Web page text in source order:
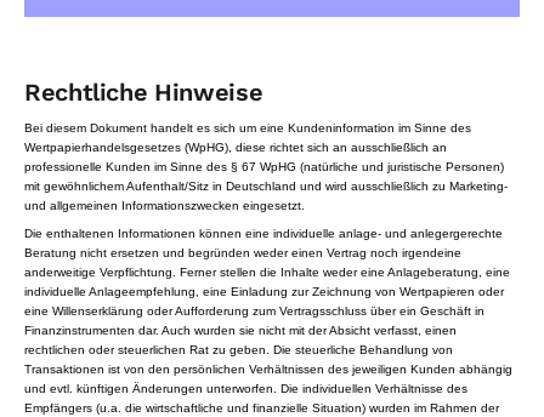
Rechtliche Hinweise
Bei diesem Dokument handelt es sich um eine Kundeninformation im Sinne des
Wertpapierhandelsgesetzes (WpHG), diese richtet sich an ausschließlich an
professionelle Kunden im Sinne des § 67 WpHG (natürliche und juristische Personen)
mit gewöhnlichem Aufenthalt/Sitz in Deutschland und wird ausschließlich zu Marketing-
und allgemeinen Informationszwecken eingesetzt.
Die enthaltenen Informationen können eine individuelle anlage- und anlegergerechte
Beratung nicht ersetzen und begründen weder einen Vertrag noch irgendeine
anderweitige Verpflichtung. Ferner stellen die Inhalte weder eine Anlageberatung, eine
individuelle Anlageempfehlung, eine Einladung zur Zeichnung von Wertpapieren oder
eine Willenserklärung oder Aufforderung zum Vertragsschluss über ein Geschäft in
Finanzinstrumenten dar. Auch wurden sie nicht mit der Absicht verfasst, einen
rechtlichen oder steuerlichen Rat zu geben. Die steuerliche Behandlung von
Transaktionen ist von den persönlichen Verhältnissen des jeweiligen Kunden abhängig
und evtl. künftigen Änderungen unterworfen. Die individuellen Verhältnisse des
Empfängers (u.a. die wirtschaftliche und finanzielle Situation) wurden im Rahmen der